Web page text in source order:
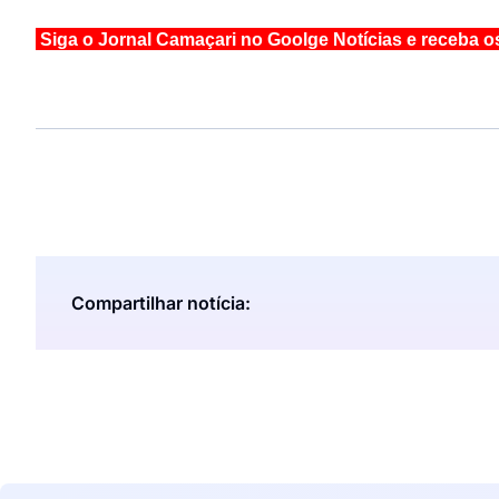
Siga o Jornal Camaçari no Goolge Notícias e receba
Compartilhar notícia: